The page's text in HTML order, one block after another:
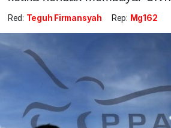
Red: Teguh Firmansyah Rep: Mg162